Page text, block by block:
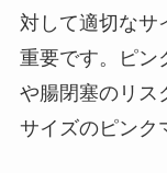
対して適切なサ
重要です。ピン
や腸閉塞のリス
サイズのピンク